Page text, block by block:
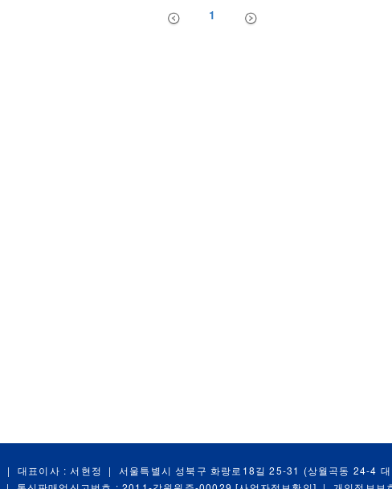
1
| 대표이사 : 서현정 |
서울특별시 성북구 화랑로18길 25-31 (상월곡동 24-4